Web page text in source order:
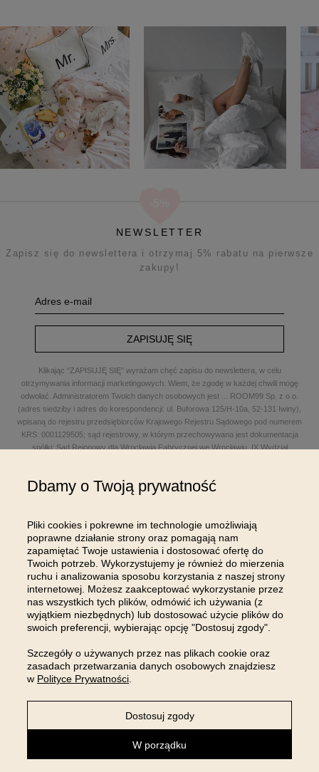
NEWSLETTER
Zapisz się do newslettera i otrzymaj 5% rabatu na pierwsze
zakupy!
ZAPISUJĘ SIĘ
Klikając “ZAPISUJĘ SIĘ” wyrażam chęć zapisu do newslettera, w celu
otrzymywania informacji marketingowych. Wiem, że zgodę w każdej chwili mogę
odwołać. Administratorem Twoich danych osobowych jest
ROOM99 Sp. z o.o.
(adres siedziby i adres do korespondencji: ul. Buforowa 125/H-10a, 52-131 Iwiny),
wpisaną do rejestru przedsiębiorców Krajowego Rejestru Sądowego pod numerem
KRS: 0001129505; sąd rejestrowy, w którym przechowywana jest dokumentacja
spółki: Sąd Rejonowy dla Wrocławia Fabrycznej we Wrocławiu, IX Wydział
poczty elektronicznej: sklep@room99.pl. Zapoznaj się z naszym
OBSŁUGA KLIENTA
INFORMACJE
MOJE KONTO
Sklep internetowy Shoper Premium
powered by:
Dbamy o Twoją prywatność
Pliki cookies i pokrewne im technologie umożliwiają
poprawne działanie strony oraz pomagają nam
zapamiętać Twoje ustawienia i dostosować ofertę do
Twoich potrzeb. Wykorzystujemy je również do mierzenia
ruchu i analizowania sposobu korzystania z naszej strony
internetowej. Możesz zaakceptować wykorzystanie przez
nas wszystkich tych plików, odmówić ich używania (z
wyjątkiem niezbędnych) lub dostosować użycie plików do
swoich preferencji, wybierając opcję "Dostosuj zgody".
Szczegóły o używanych przez nas plikach cookie oraz
zasadach przetwarzania danych osobowych znajdziesz
w Polityce Prywatności
W porządku
Dostosuj zgody